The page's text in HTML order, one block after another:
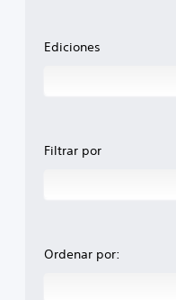
Ediciones
Filtrar por
Ordenar por: